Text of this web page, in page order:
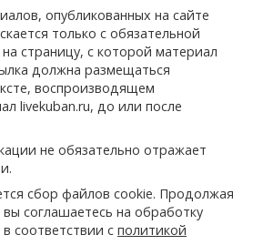
опубликованных на сайте
только с обязательной
страницу, с которой материал
должна размещаться
воспроизводящем
livekuban.ru, до или после
не обязательно отражает
сбор файлов cookie. Продолжая
соглашаетесь на обработку
соответствии с политикой